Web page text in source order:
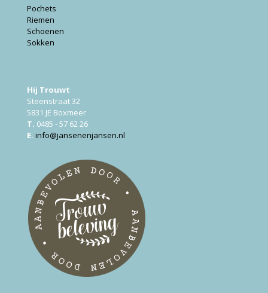
Pochets
Riemen
Schoenen
Sokken
Hij Trouwt
Steenstraat 32
5831 JE Boxmeer
T. 0485 - 57 62 26
E. info@jansenenjansen.nl